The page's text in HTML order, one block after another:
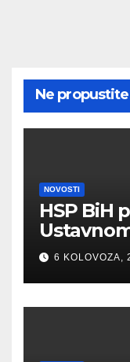
Ne propustite
NOVOSTI
HSP BiH
ovjere
Kovačevića
6 KOLOVOZA,